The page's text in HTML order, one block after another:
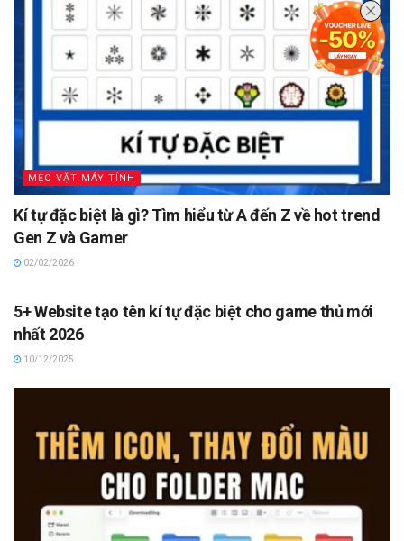
MẸO VẶT MÁY TÍNH
Kí tự đặc biệt là gì? Tìm hiểu từ A đến Z về hot trend
Gen Z và Gamer
02/02/2026
5+ Website tạo tên kí tự đặc biệt cho game thủ mới
nhất 2026
10/12/2025